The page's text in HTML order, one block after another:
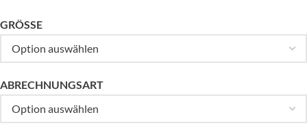
GRÖSSE
ABRECHNUNGSART